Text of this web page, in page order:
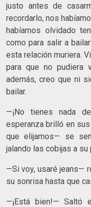
justo antes de
recordarlo, nos
habíamos olvidado
como para salir a
esta relación muriera.
para que no pudiera
además, creo que ni
bailar.
—¡No tienes nada
esperanza brilló en
que elijamos— se
jalando las cobijas a
—Si voy, usaré jeans—
su sonrisa hasta que
—¡Está bien!— Saltó